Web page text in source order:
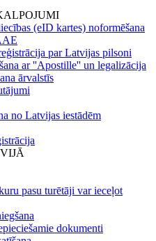
(eID kartes) noformēšana
par Latvijas pilsoni
ar ''Apostille'' un legalizācija
ārvalstīs
no Latvijas iestādēm
pasu turētāji var ieceļot
dokumenti